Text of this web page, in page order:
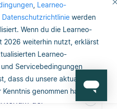
, Learneo-
Datenschutzrichtlinie werden
Wenn du die Learneo-
2026 weiterhin nutzt, erklärst
Learneo-
Servicebedingungen
dass du unsere aktualisierte
genommen hast.
Validität?
der